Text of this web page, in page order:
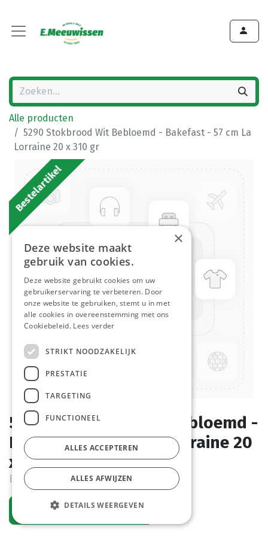
Alle producten
5290 Stokbrood Wit Bebloemd - Bakefast - 57 cm La
Lorraine 20 x 310 gr
Bestelartikel
5290 Stokbrood Wit Bebloemd -
Bakefast - 57 cm La Lorraine 20
x 310 gr
Bestelartikel
Vraag een account aan
×
Deze website maakt
gebruik van cookies.
Deze website gebruikt cookies om uw
gebruikerservaring te verbeteren. Door
onze website te gebruiken, stemt u in met
alle cookies in overeenstemming met ons
Cookiebeleid. Lees verder
STRIKT NOODZAKELIJK
PRESTATIE
TARGETING
FUNCTIONEEL
ALLES ACCEPTEREN
ALLES AFWIJZEN
DETAILS WEERGEVEN